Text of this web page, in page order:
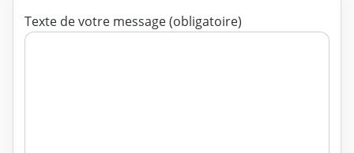
Texte de votre message (obligatoire)